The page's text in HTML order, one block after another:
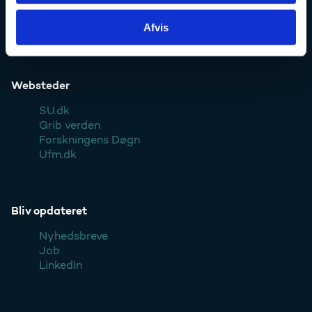
Afvis
Pressekontakt
Websteder
SU.dk
Grib verden
Forskningens Døgn
Ufm.dk
Bliv opdateret
Nyhedsbreve
Job
LinkedIn